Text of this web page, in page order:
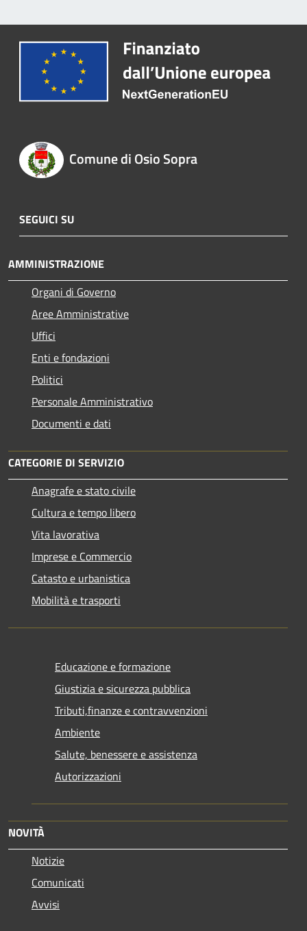
Comune di Osio Sopra
SEGUICI SU
AMMINISTRAZIONE
Organi di Governo
Aree Amministrative
Uffici
Enti e fondazioni
Politici
Personale Amministrativo
Documenti e dati
CATEGORIE DI SERVIZIO
Anagrafe e stato civile
Cultura e tempo libero
Vita lavorativa
Imprese e Commercio
Catasto e urbanistica
Mobilità e trasporti
Educazione e formazione
Giustizia e sicurezza pubblica
Tributi,finanze e contravvenzioni
Ambiente
Salute, benessere e assistenza
Autorizzazioni
NOVITÀ
Notizie
Comunicati
Avvisi